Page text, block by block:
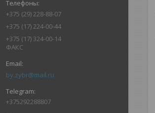
+375 (29) 228-88-07
+375 (17) 224-00-44
+375 (17) 324-00-14
ФАКС
by.zybr@mail.ru
+375292288807